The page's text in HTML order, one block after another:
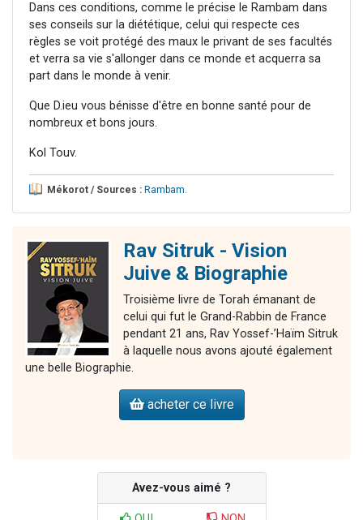
Dans ces conditions, comme le précise le Rambam dans
ses conseils sur la diététique, celui qui respecte ces
règles se voit protégé des maux le privant de ses facultés
et verra sa vie s'allonger dans ce monde et acquerra sa
part dans le monde à venir.
Que D.ieu vous bénisse d'être en bonne santé pour de
nombreux et bons jours.
Kol Touv.
Mékorot / Sources : Rambam.
Rav Sitruk - Vision
Juive & Biographie
Troisième livre de Torah émanant de
celui qui fut le Grand-Rabbin de France
pendant 21 ans, Rav Yossef-’Haïm Sitruk
à laquelle nous avons ajouté également
une belle Biographie.
acheter ce livre
Avez-vous aimé ?